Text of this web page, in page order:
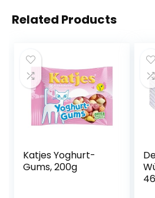
Related Products
Katjes Yoghurt-
Gums, 200g